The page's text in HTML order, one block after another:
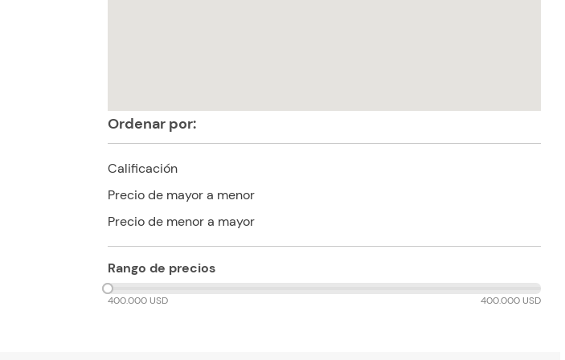
Ordenar por:
Calificación
Precio de mayor a menor
Precio de menor a mayor
Rango de precios
400.000 USD 400.000 USD